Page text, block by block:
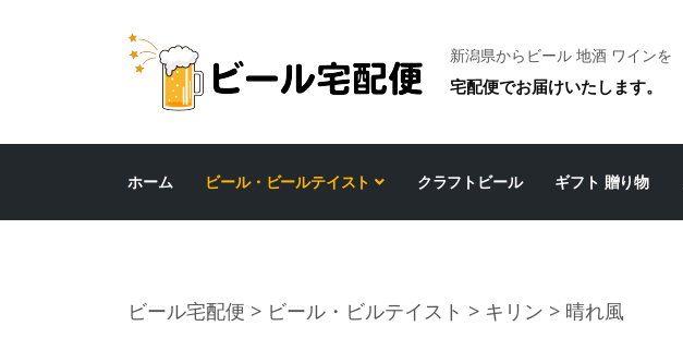
新潟県からビール 地酒 ワインを
宅配便でお届けいたします。
ホーム ビール・ビールテイスト クラフトビール ギフト 贈り物
ビール宅配便 > ビール・ビルテイスト > キリン > 晴れ風